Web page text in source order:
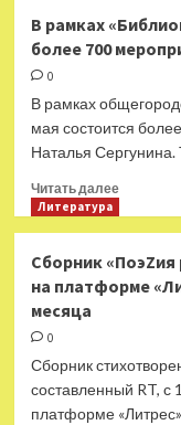
ударом»:
об
ЗРК
в
Киеве
«Кинжал»
В рамках
более 700
0
В рамках
мая состоится
Наталья Сергунина.
Читать далееПрочитать
рамках
мая
пройдёт
более
Литература
Сборник «ПоэZия
на платформе
месяца
0
Сборник
составленный RT, с
платформе